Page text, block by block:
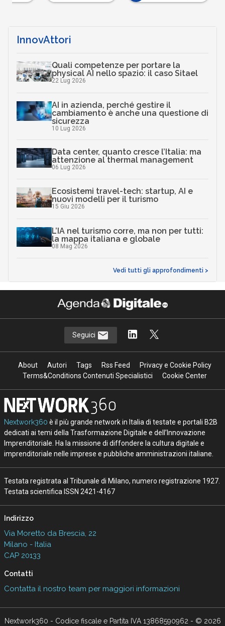
InnovAttori
Quali competenze per portare la
physical AI nello spazio: il caso Sitael
22 Lug 2026
AI in azienda, perché gestire il
cambiamento è anche una questione di
sicurezza
10 Lug 2026
Data center, quanto cresce l’Italia: ma
attenzione al thermal management
06 Lug 2026
Ecosistemi travel-tech: startup, AI e
nuovi modelli per il turismo
15 Giu 2026
L’IA nel turismo corre, ma non per tutti:
la mappa italiana e globale
08 Mag 2026
Vedi tutti gli approfondimenti >
Seguici
About Autori Tags Rss Feed
Privacy e Cookie Policy
Terms&Conditions Contenuti Specialistici
Cookie Center
Nextwork360 è il più grande network in Italia di testate e portali B2B
dedicati ai temi della Trasformazione Digitale e dell’Innovazione
Imprenditoriale. Ha la missione di diffondere la cultura digitale e
imprenditoriale nelle imprese e pubbliche amministrazioni italiane.
Testata registrata al Tribunale di Milano, numero registrazione 1927.
Testata scientifica ISSN 2421-4167
Indirizzo
Via Moretto da Brescia, 22
Milano - Italia
CAP 20133
Contatti
Contatta il nostro team per maggiori informazioni
Nextwork360 - Codice fiscale e Partita IVA 13868590962 - © 2026